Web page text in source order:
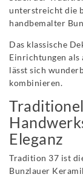
unterstreicht die
handbemalter
Das klassische
Einrichtungen als
lässt sich
kombinieren.
Eleganz
Tradition 37 ist
Bunzlauer